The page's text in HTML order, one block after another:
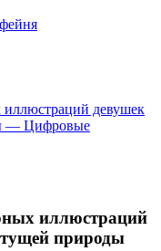
иллюстраций
природы